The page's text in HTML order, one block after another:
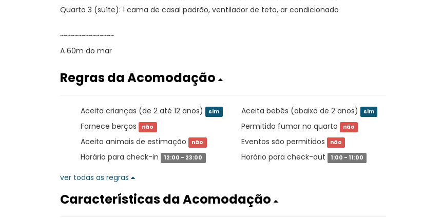
Quarto 3 (suíte): 1 cama de casal padrão, ventilador de teto, ar condicionado
~~~~~~~~~~~~~~~
A 60m do mar
Regras da Acomodação
Aceita crianças (de 2 até 12 anos) sim Aceita bebês (abaixo de 2 anos) sim
Fornece berços não Permitido fumar no quarto não
Aceita animais de estimação não Eventos são permitidos não
Horário para check-in 12:00 - 23:00 Horário para check-out 1:00 - 11:00
ver todas as regras
Características da Acomodação